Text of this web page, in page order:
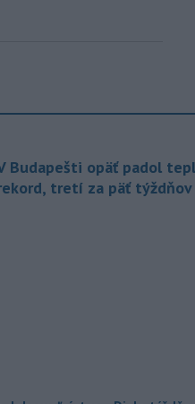
Budapešti opäť padol
tretí za päť týždňov